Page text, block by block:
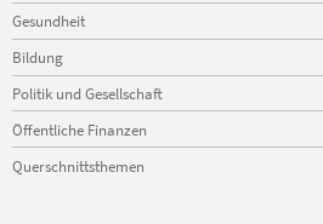
Gesundheit
Bildung
Politik und Gesellschaft
Öffentliche Finanzen
Querschnittsthemen